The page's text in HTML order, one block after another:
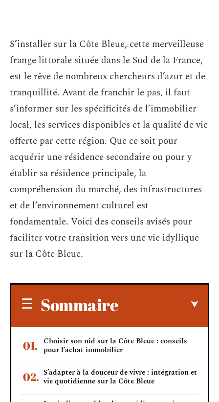
S’installer sur la Côte Bleue, cette merveilleuse
frange littorale située dans le Sud de la France,
est le rêve de nombreux chercheurs d’azur et de
tranquillité. Avant de franchir le pas, il faut
s’informer sur les spécificités de l’immobilier
local, les services disponibles et la qualité de vie
offerte par cette région. Que ce soit pour
acquérir une résidence secondaire ou pour y
établir sa résidence principale, la
compréhension du marché, des infrastructures
et de l’environnement culturel est
fondamentale. Voici des conseils avisés pour
faciliter votre transition vers une vie idyllique
sur la Côte Bleue.
Sommaire
Choisir son nid sur la Côte Bleue : conseils
pour l’achat immobilier
S’adapter à la douceur de vivre : intégration et
vie quotidienne sur la Côte Bleue